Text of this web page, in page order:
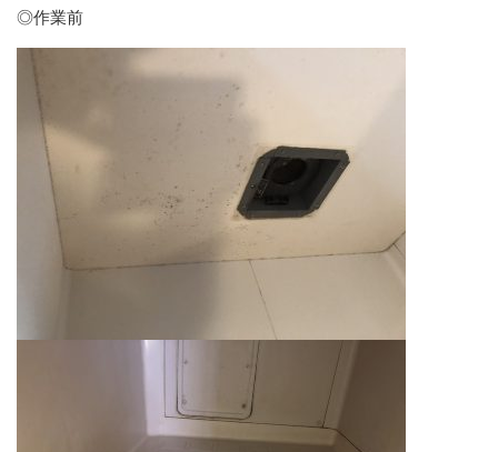
◎作業前